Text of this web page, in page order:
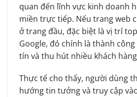
quan đến lĩnh vực kinh doanh
miền trực tiếp. Nếu trang web
ở trang đầu, đặc biệt là vị trí
Google, đó chính là thành
tín và thu hút nhiều khách
Thực tế cho thấy, người dùng
hướng tin tưởng và truy cập